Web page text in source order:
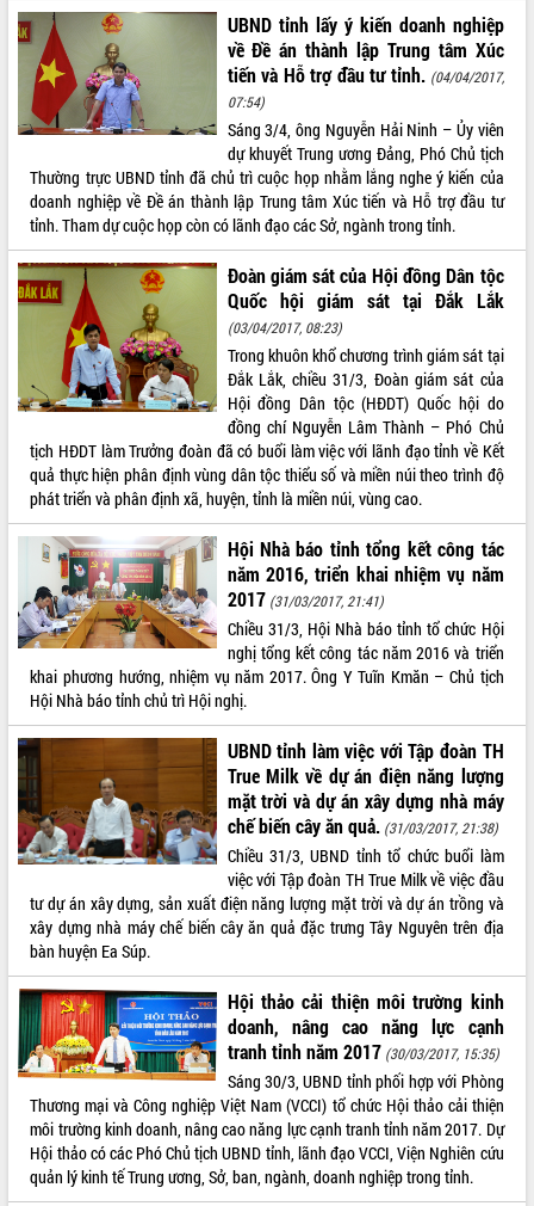
Diễn đàn Kinh tế tư nhân Việt Nam đột
phá cơ chế - Hợp tác công tư
Đề án 06 tạo bước ngoặt đột phá trong
cải cách hành chính tỉnh Đắk Lắk
Kết nối tour, đẩy mạnh chuyển đổi số
Khởi động Dự án Đầu tư xây dựng hạ
tầng kỹ thuật Cụm công nghiệp Tân
Tiến
Gặp mặt các cơ quan báo chí nhân Kỷ
niệm 101 năm Ngày Báo chí Cách
mạng Việt Nam
Đắk Lắk sơ kết 4 năm triển khai thực
hiện Đề án 06 của Chính phủ
Họp báo thông tin về Hội nghị Công bố
Quy hoạch và Xúc tiến đầu tư tỉnh Đắk
Khơi thông điểm nghẽn, đẩy nhanh
giải ngân vốn khắc phục thiên tai
HĐND tỉnh thông qua điều chỉnh Quy
hoạch tỉnh thời kỳ 2021-2030
Hội thảo góp ý hồ sơ điều chỉnh quy
hoạch tỉnh Đắk Lắk thời kỳ 2021-2030,
tầm nhìn đến năm 2050
Nâng cao hiệu quả hoạt động của các
doanh nghiệp nhà nước
Hội nghị triển khai kết nối mạng
truyền số liệu chuyên dùng phục vụ cơ
quan Đảng, Nhà nước
Lễ phát động chuỗi hoạt động chung
tay làm sạch môi trường
Xã Ea Kar bước chuyển mình trong
công tác cải cách hành chính mô hình
UBND tỉnh họp báo định kỳ tháng 4
năm 2026
Hội thảo khoa học “Giải pháp thúc đẩy
phát triển nền kinh tế xanh tại tỉnh
Đắk Lắk”
Tăng cường giám sát, đôn đốc thực
hiện nhiệm vụ quản lý tài sản công
Tháo gỡ những vướng mắc, đẩy mạnh
công tác cải cách thủ tục hành chính
tại Trung tâm Phục vụ hành chính
công tỉnh
UBND tỉnh lấy ý kiến doanh nghiệp
về Đề án thành lập Trung tâm Xúc
tiến và Hỗ trợ đầu tư tỉnh. (04/04/2017,
07:54)
Sáng 3/4, ông Nguyễn Hải Ninh – Ủy viên
dự khuyết Trung ương Đảng, Phó Chủ tịch
Thường trực UBND tỉnh đã chủ trì cuộc họp nhằm lắng nghe ý kiến của
doanh nghiệp về Đề án thành lập Trung tâm Xúc tiến và Hỗ trợ đầu tư
tỉnh. Tham dự cuộc họp còn có lãnh đạo các Sở, ngành trong tỉnh.
Đoàn giám sát của Hội đồng Dân tộc
Quốc hội giám sát tại Đắk Lắk
(03/04/2017, 08:23)
Trong khuôn khổ chương trình giám sát tại
Đắk Lắk, chiều 31/3, Đoàn giám sát của
Hội đồng Dân tộc (HĐDT) Quốc hội do
đồng chí Nguyễn Lâm Thành – Phó Chủ
tịch HĐDT làm Trưởng đoàn đã có buổi làm việc với lãnh đạo tỉnh về Kết
quả thực hiện phân định vùng dân tộc thiểu số và miền núi theo trình độ
phát triển và phân định xã, huyện, tỉnh là miền núi, vùng cao.
Hội Nhà báo tỉnh tổng kết công tác
năm 2016, triển khai nhiệm vụ năm
2017 (31/03/2017, 21:41)
Chiều 31/3, Hội Nhà báo tỉnh tổ chức Hội
nghị tổng kết công tác năm 2016 và triển
khai phương hướng, nhiệm vụ năm 2017. Ông Y Tuĩn Kmăn – Chủ tịch
Hội Nhà báo tỉnh chủ trì Hội nghị.
UBND tỉnh làm việc với Tập đoàn TH
True Milk về dự án điện năng lượng
mặt trời và dự án xây dựng nhà máy
chế biến cây ăn quả. (31/03/2017, 21:38)
Chiều 31/3, UBND tỉnh tổ chức buổi làm
việc với Tập đoàn TH True Milk về việc đầu
tư dự án xây dựng, sản xuất điện năng lượng mặt trời và dự án trồng và
xây dựng nhà máy chế biến cây ăn quả đặc trưng Tây Nguyên trên địa
bàn huyện Ea Súp.
Hội thảo cải thiện môi trường kinh
doanh, nâng cao năng lực cạnh
tranh tỉnh năm 2017 (30/03/2017, 15:35)
Sáng 30/3, UBND tỉnh phối hợp với Phòng
Thương mại và Công nghiệp Việt Nam (VCCI) tổ chức Hội thảo cải thiện
môi trường kinh doanh, nâng cao năng lực cạnh tranh tỉnh năm 2017. Dự
Hội thảo có các Phó Chủ tịch UBND tỉnh, lãnh đạo VCCI, Viện Nghiên cứu
quản lý kinh tế Trung ương, Sở, ban, ngành, doanh nghiệp trong tỉnh.